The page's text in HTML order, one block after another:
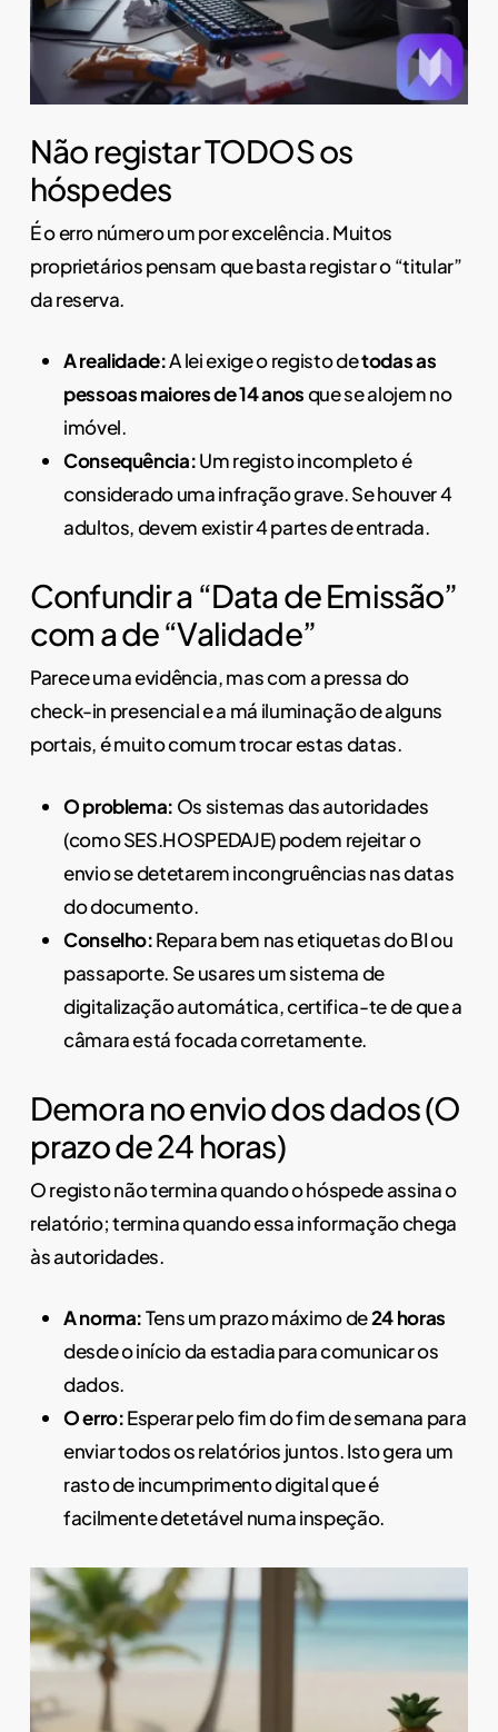
Não registar TODOS os
hóspedes
É o erro número um por excelência. Muitos
proprietários pensam que basta registar o “titular”
da reserva.
A realidade:A lei exige o registo detodas as
pessoas maiores de 14 anosque se alojem no
imóvel.
Consequência:Um registo incompleto é
considerado uma infração grave. Se houver 4
adultos, devem existir 4 partes de entrada.
Confundir a “Data de Emissão”
com a de “Validade”
Parece uma evidência, mas com a pressa do
check-in presencial e a má iluminação de alguns
portais, é muito comum trocar estas datas.
O problema: Os sistemas das autoridades
(como SES.HOSPEDAJE) podem rejeitar o
envio se detetarem incongruências nas datas
do documento.
Conselho:Repara bem nas etiquetas do BI ou
passaporte. Se usares um sistema de
digitalização automática, certifica-te de que a
câmara está focada corretamente.
Demora no envio dos dados (O
prazo de 24 horas)
O registo não termina quando o hóspede assina o
relatório; termina quando essa informação chega
às autoridades.
A norma:Tens um prazo máximo de24 horas
desde o início da estadia para comunicar os
dados.
O erro:Esperar pelo fim do fim de semana para
enviar todos os relatórios juntos. Isto gera um
rasto de incumprimento digital que é
facilmente detetável numa inspeção.